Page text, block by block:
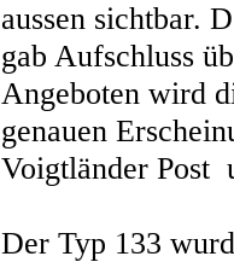
aussen sichtbar.
gab Aufschluss
Angeboten wird
genauen
Voigtländer Post
Der Typ 133